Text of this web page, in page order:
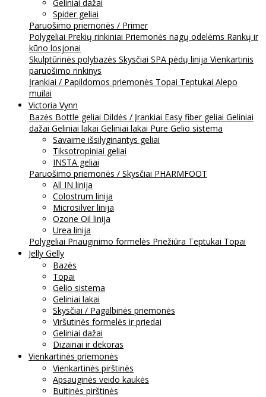
Geliniai dažai
Spider geliai
Paruošimo priemonės / Primer
Polygeliai Prekių rinkiniai Priemonės nagų odelėms Rankų ir
kūno losjonai
Skulptūrinės polybazės Skysčiai SPA pėdų linija Vienkartinis
paruošimo rinkinys
Įrankiai / Papildomos priemonės Topai Teptukai Alepo
muilai
Victoria Vynn
Bazės Bottle geliai Dildės / Įrankiai Easy fiber geliai Geliniai
dažai Geliniai lakai Geliniai lakai Pure Gelio sistema
Savaime išsilyginantys geliai
Tiksotropiniai geliai
INSTA geliai
Paruošimo priemonės / Skysčiai PHARMFOOT
All IN linija
Colostrum linija
Microsilver linija
Ozone Oil linija
Urea linija
Polygeliai Priauginimo formelės Priežiūra Teptukai Topai
Jelly Gelly
Bazės
Topai
Gelio sistema
Geliniai lakai
Skysčiai / Pagalbinės priemonės
Viršutinės formelės ir priedai
Geliniai dažai
Dizainai ir dekoras
Vienkartinės priemonės
Vienkartinės pirštinės
Apsauginės veido kaukės
Buitinės pirštinės